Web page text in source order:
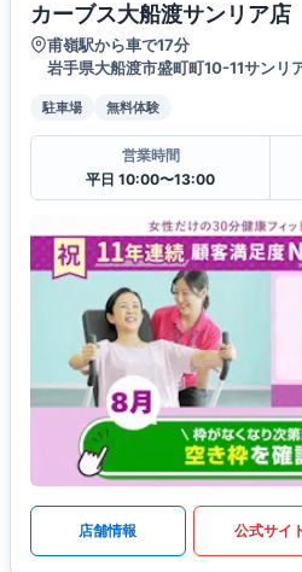
カーブス大船渡サンリア店
甫嶺駅から車で17分
岩手県大船渡市盛町町10-11サンリ
駐車場 無料体験
営業時間
平日 10:00〜13:00
店舗情報 公式サイ